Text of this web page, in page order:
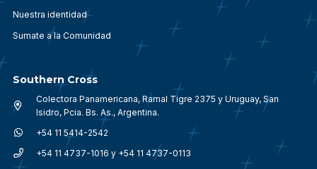
Nuestra identidad
Sumate a la Comunidad
Southern Cross
Colectora Panamericana, Ramal Tigre 2375 y Uruguay, San
Isidro, Pcia. Bs. As., Argentina.
+54 11 5414-2542
+54 11 4737-1016 y +54 11 4737-0113